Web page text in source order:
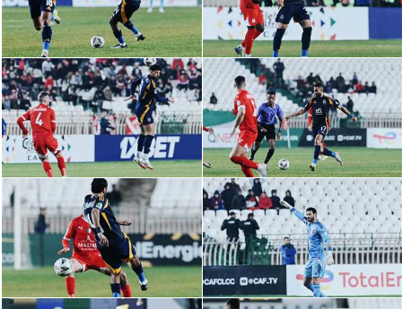
الدوري السعودي للمحترفين
دوري أبطال أوروبا
دوري أبطال إفريقيا
كل البطولات
أقسام
الكرة المصرية
الدوري المصري
الكرة الأوروبية